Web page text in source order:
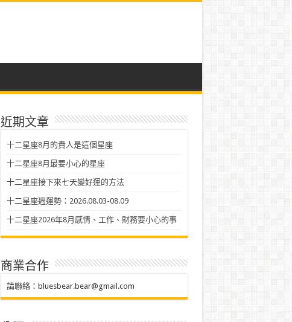
近期文章
十二星座8月的貴人是這個星座
十二星座8月最要小心的星座
十二星座接下來七天變好運的方法
十二星座週運勢：2026.08.03-08.09
十二星座2026年8月感情、工作、財務要小心的事
商業合作
請聯絡： bluesbear.bear@gmail.com